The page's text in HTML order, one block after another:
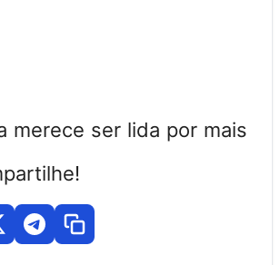
merece ser lida por mais